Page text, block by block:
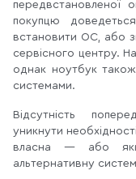
передвстановленої
покупцю
встановити ОС, або
сервісного центру.
однак ноутбук
системами.
Відсутність
уникнути
власна — або
альтернативну